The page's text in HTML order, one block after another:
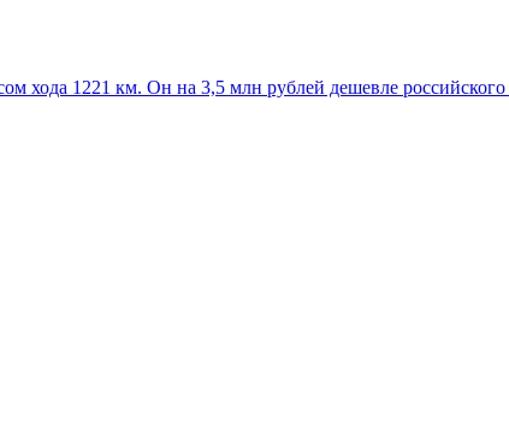
хода 1221 км. Он на 3,5 млн рублей дешевле российского